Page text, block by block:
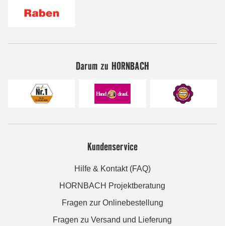
Darum zu HORNBACH
Kundenservice
Hilfe & Kontakt (FAQ)
HORNBACH Projektberatung
Fragen zur Onlinebestellung
Fragen zu Versand und Lieferung